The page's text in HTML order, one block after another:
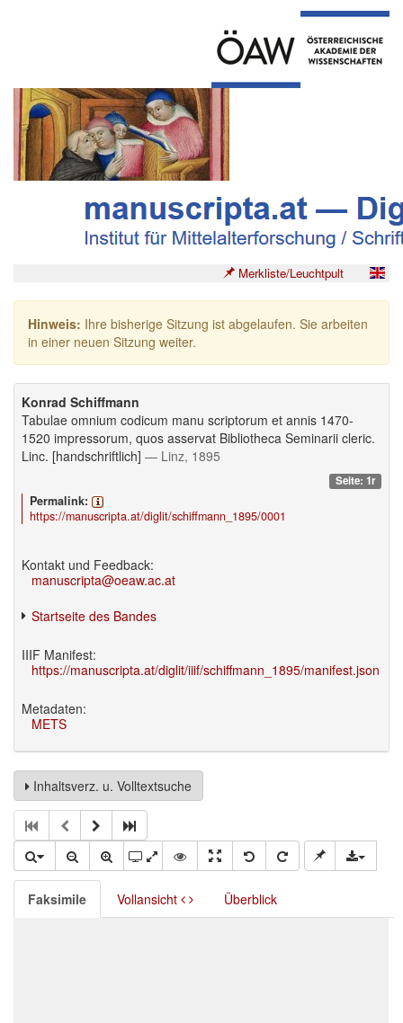
Merkliste/Leuchtpult
Hinweis: Ihre bisherige Sitzung ist abgelaufen. Sie arbeiten
in einer neuen Sitzung weiter.
Konrad Schiffmann
Tabulae omnium codicum manu scriptorum et annis 1470-
1520 impressorum, quos asservat Bibliotheca Seminarii cleric.
Linc. [handschriftlich] — Linz, 1895
Seite: 1r
Permalink:
https://manuscripta.at/diglit/schiffmann_1895/0001
Kontakt und Feedback:
manuscripta@oeaw.ac.at
Startseite des Bandes
IIIF Manifest:
https://manuscripta.at/diglit/iiif/schiffmann_1895/manifest.json
Metadaten:
METS
Inhaltsverz. u. Volltextsuche
Faksimile Vollansicht Überblick